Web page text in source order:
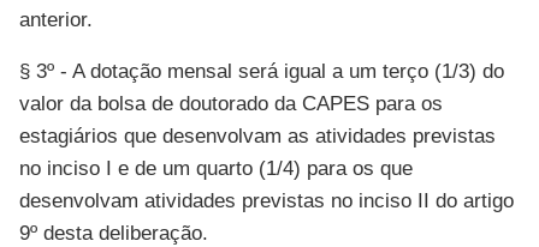
anterior.
§ 3º - A dotação mensal será igual a um terço (1/3) do
valor da bolsa de doutorado da CAPES para os
estagiários que desenvolvam as atividades previstas
no inciso I e de um quarto (1/4) para os que
desenvolvam atividades previstas no inciso II do artigo
9º desta deliberação.